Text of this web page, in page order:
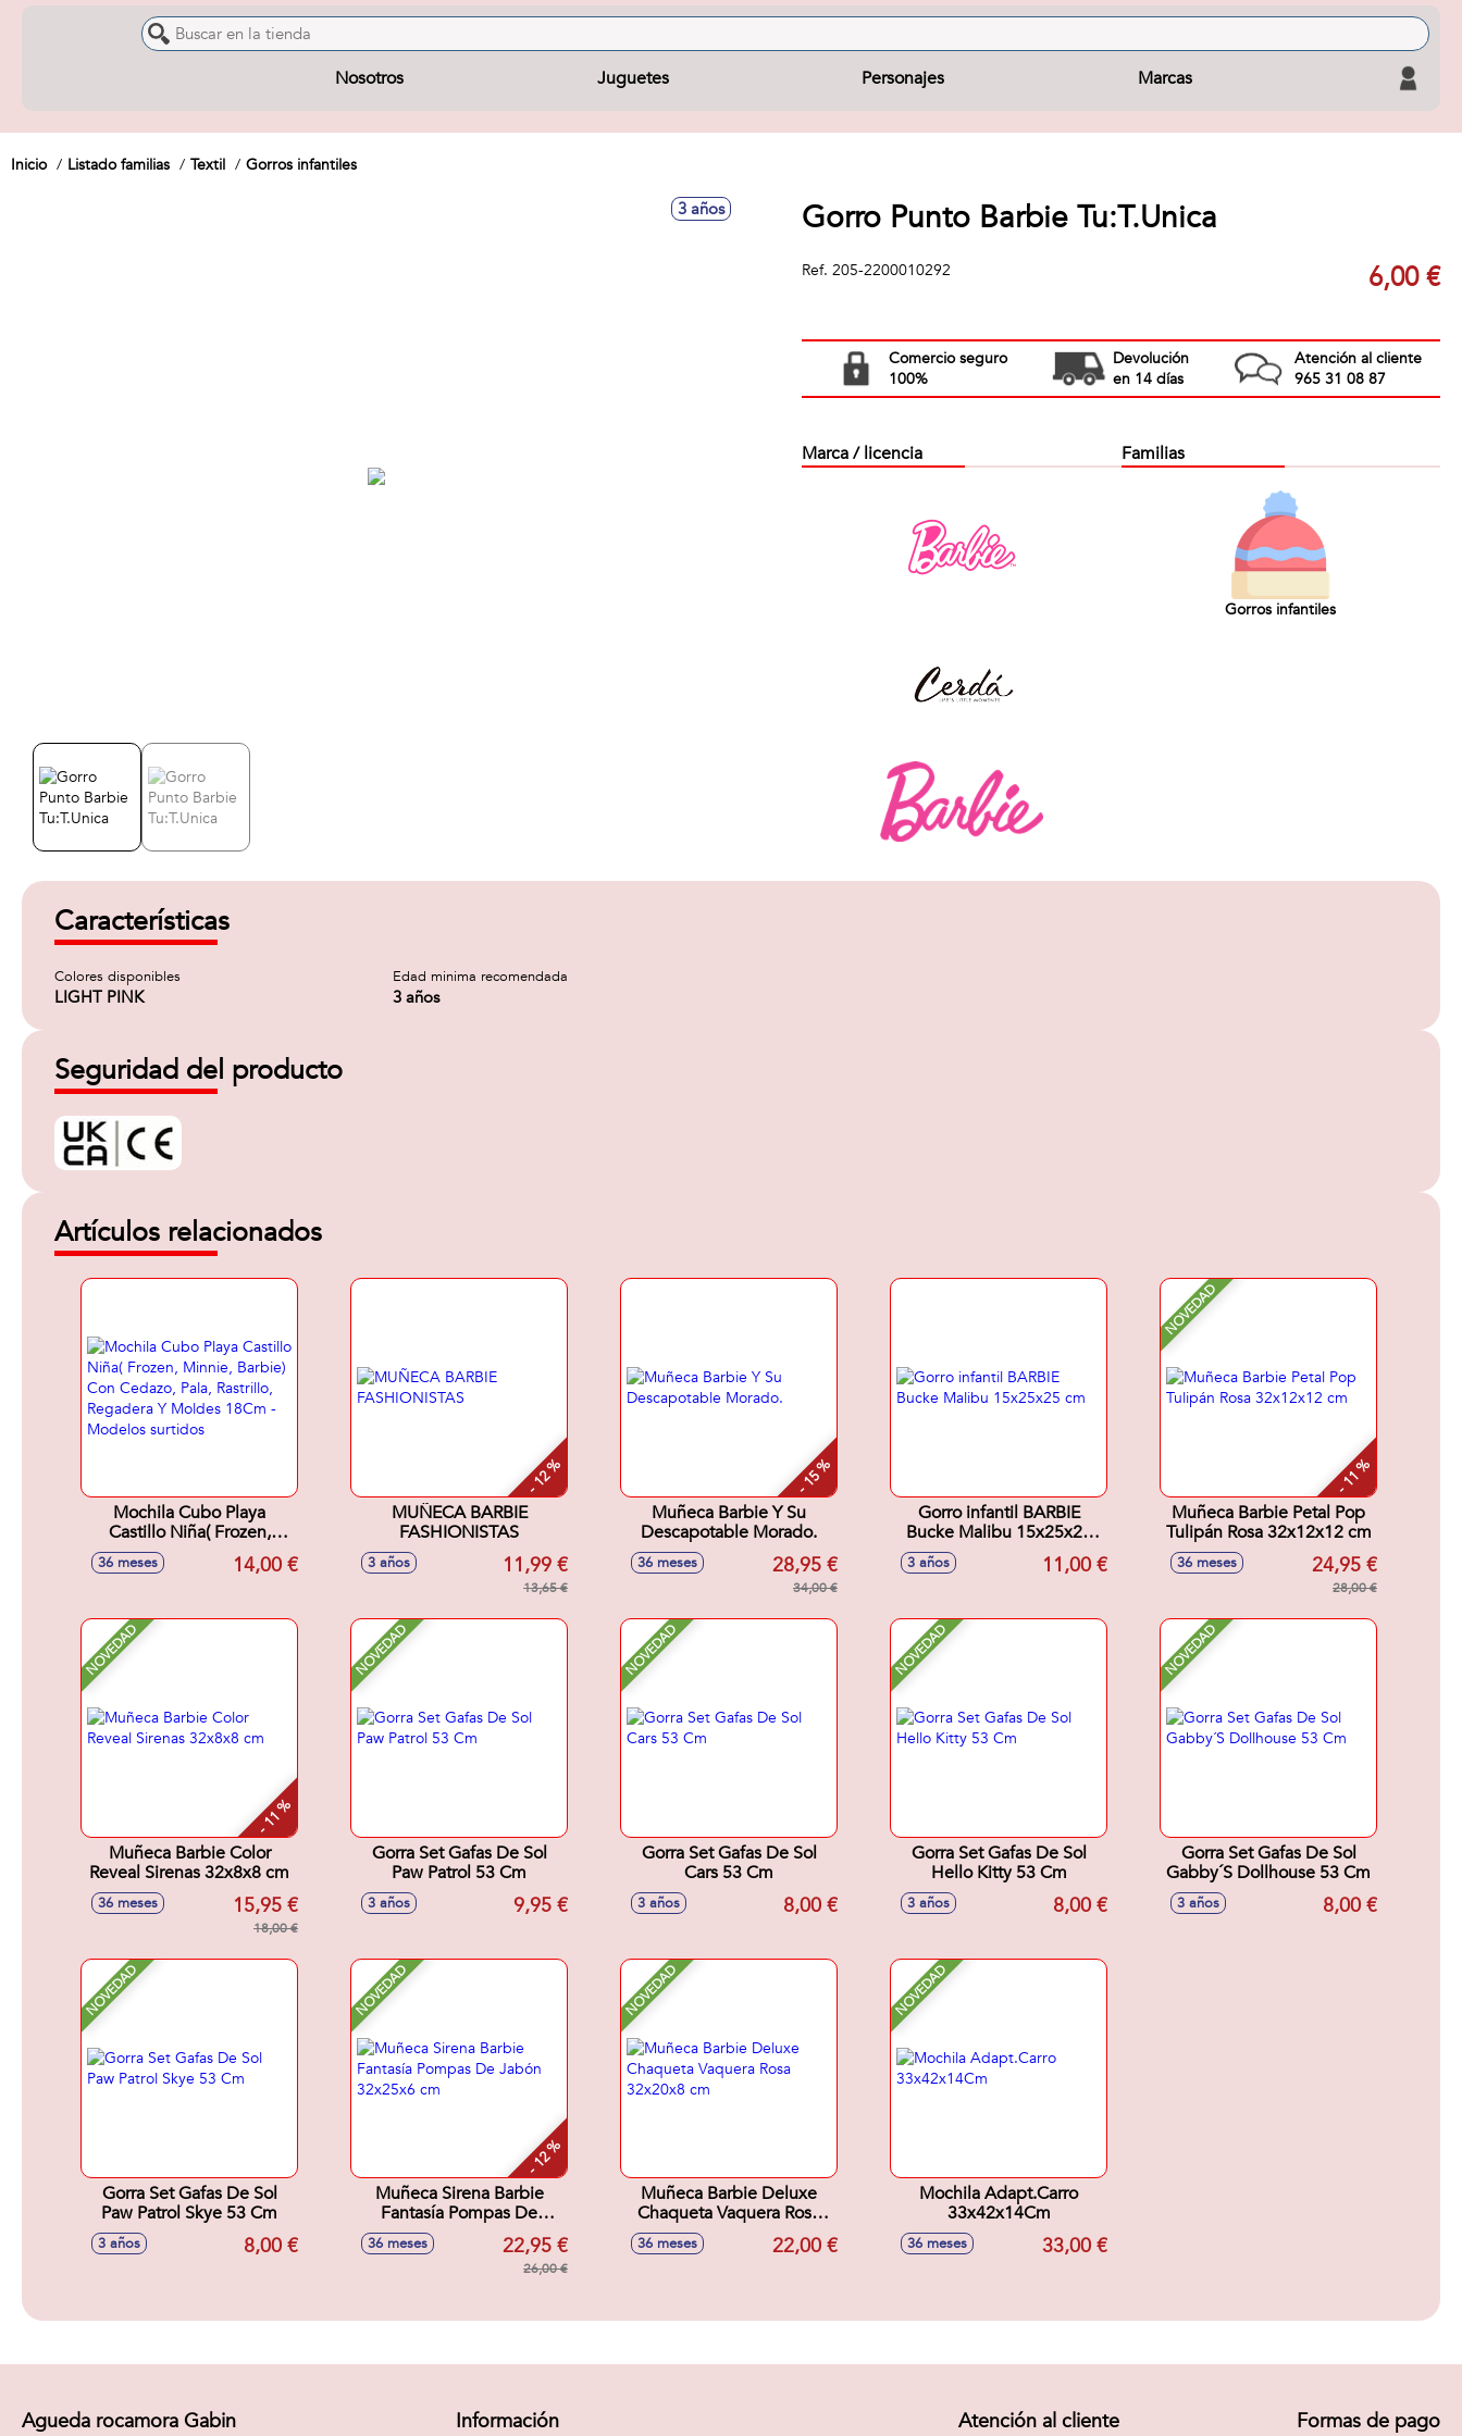
Nosotros Juguetes Personajes Marcas
Inicio Listado familias Textil Gorros infantiles
3 años Gorro Punto Barbie Tu:T.Unica
Ref. 205-2200010292 6,00 €
Comercio seguro
100%
Devolución
en 14 días
Atención al cliente
965 31 08 87
Marca / licencia Familias
Gorros infantiles
Características
Colores disponibles
LIGHT PINK
Edad minima recomendada
3 años
Seguridad del producto
Artículos relacionados
Mochila Cubo Playa
Castillo Niña( Frozen,
Minnie, Barbie) Con
Cedazo, Pala, Rastrillo,
36 meses 14,00 €
- 12 %
MUÑECA BARBIE
FASHIONISTAS
3 años 11,99 €
13,65 €
- 15 %
Muñeca Barbie Y Su
Descapotable Morado.
36 meses 28,95 €
34,00 €
Gorro infantil BARBIE
Bucke Malibu 15x25x25
3 años 11,00 €
NOVEDAD
- 11 %
Muñeca Barbie Petal Pop
Tulipán Rosa 32x12x12 cm
36 meses 24,95 €
28,00 €
NOVEDAD
- 11 %
Muñeca Barbie Color
Reveal Sirenas 32x8x8 cm
36 meses 15,95 €
18,00 €
NOVEDAD
Gorra Set Gafas De Sol
Paw Patrol 53 Cm
3 años 9,95 €
NOVEDAD
Gorra Set Gafas De Sol
Cars 53 Cm
3 años 8,00 €
NOVEDAD
Gorra Set Gafas De Sol
Hello Kitty 53 Cm
3 años 8,00 €
NOVEDAD
Gorra Set Gafas De Sol
Gabby´S Dollhouse 53 Cm
3 años 8,00 €
NOVEDAD
Gorra Set Gafas De Sol
Paw Patrol Skye 53 Cm
3 años 8,00 €
NOVEDAD
- 12 %
Muñeca Sirena Barbie
Fantasía Pompas De
Jabón 32x25x6 cm
36 meses 22,95 €
26,00 €
NOVEDAD
Muñeca Barbie Deluxe
Chaqueta Vaquera Rosa
32x20x8 cm
36 meses 22,00 €
NOVEDAD
Mochila Adapt.Carro
33x42x14Cm
36 meses 33,00 €
Agueda rocamora Gabin Información Atención al cliente Formas de pago